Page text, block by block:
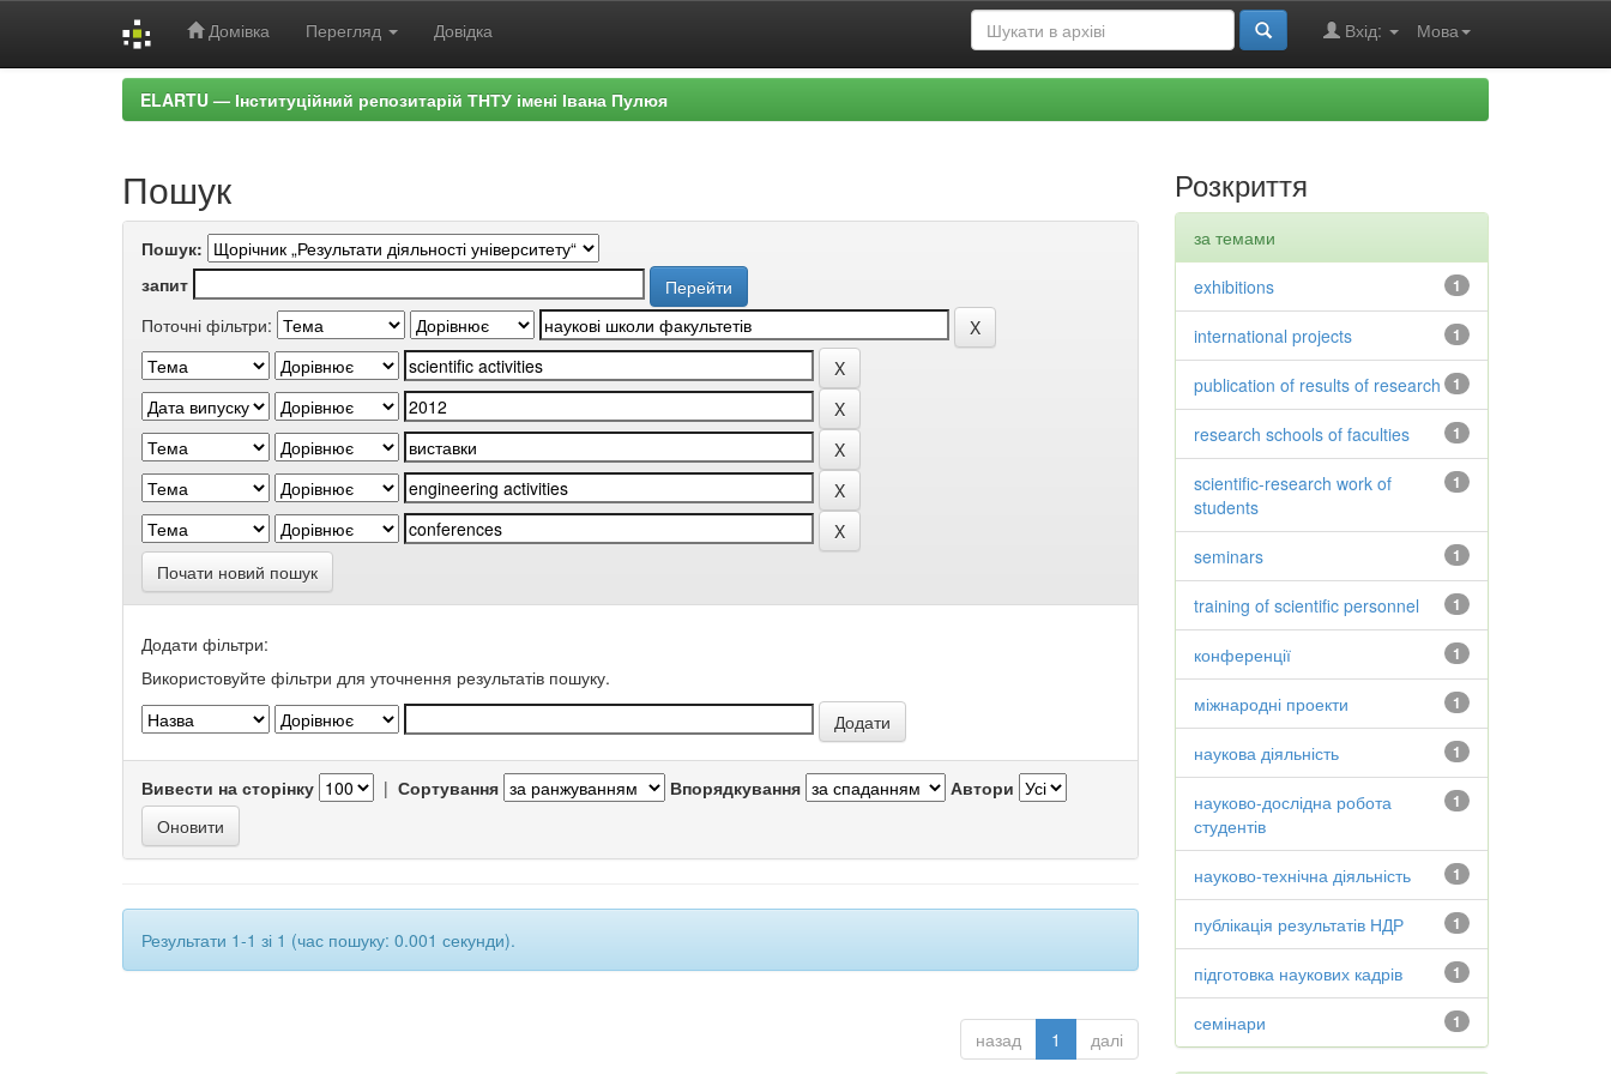
Домівка Перегляд Довідка Мова
Вхід:
ELARTU — Інституційний репозитарій ТНТУ імені Івана Пулюя
Пошук
Пошук:
запит
Поточні фільтри:
Почати новий пошук
Додати фільтри:
Використовуйте фільтри для уточнення результатів пошуку.
Вивести на сторінку | Сортування Впорядкування Автори
Результати 1-1 зі 1 (час пошуку: 0.001 секунди).
назад 1 далі
Розкриття
за темами
1
exhibitions
1
international projects
1
publication of results of research
1
research schools of faculties
1
scientific-research work of
students
1
seminars
1
training of scientific personnel
1
конференції
1
міжнародні проекти
1
наукова діяльність
1
науково-дослідна робота
студентів
1
науково-технічна діяльність
1
публікація результатів НДР
1
підготовка наукових кадрів
1
семінари